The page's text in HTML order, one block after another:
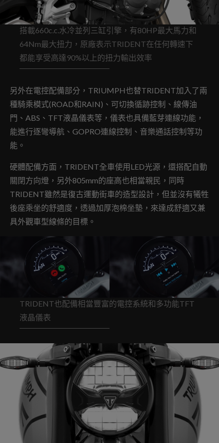
搭載660c.c.水冷並列三缸引擎，有80HP最大馬力和
64Nm最大扭力，原廠表示TRIDENT在任何轉速下
都能享受高達90%以上的扭力輸出效率
另外在電控配備部分，TRIUMPH也替TRIDENT加入了兩
種騎乘模式(ROAD和RAIN)、可切換循跡控制、線傳油
門、ABS、TFT液晶儀表等，儀表也具備藍芽連線功能，
能進行逐彎導航、GOPRO連線控制、音樂通話控制等功
能。
硬體配備方面，TRIDENT全車使用LED光源，還搭配自動
關閉方向燈，另外805mm的座高也相當親民，同時
TRIDENT雖然是復古運動街車的造型設計，但並沒有犧牲
後座乘坐的舒適度，透過加厚泡棉坐墊，來達成舒適又兼
具外觀車型線條的目標。
TRIDENT也配備相當豐富的電控系統和多功能TFT
液晶儀表